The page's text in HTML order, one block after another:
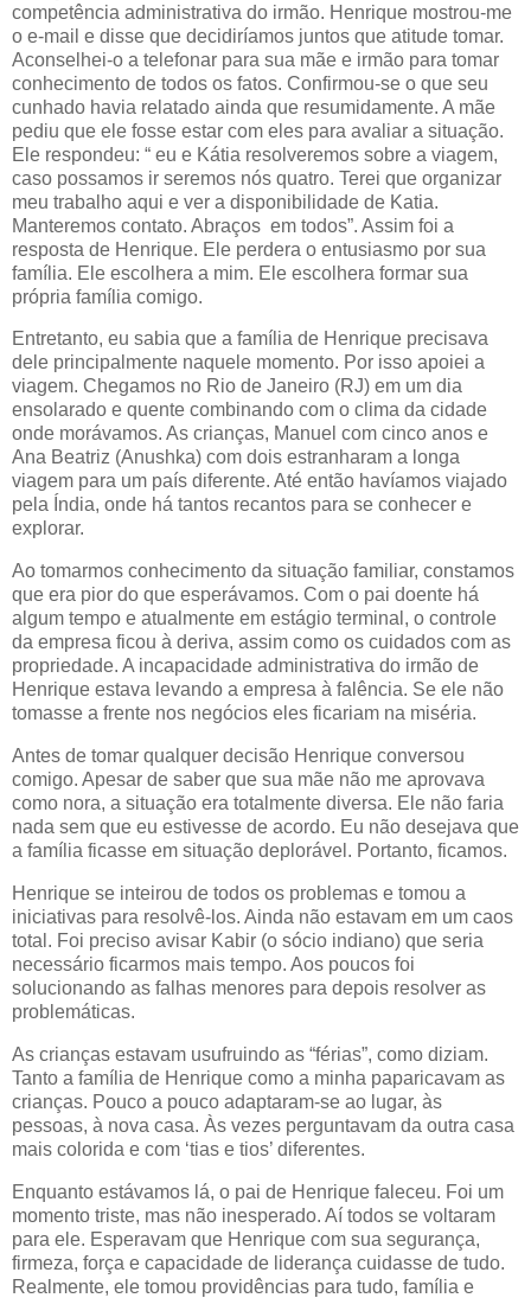
competência administrativa do irmão. Henrique mostrou-me
o e-mail e disse que decidiríamos juntos que atitude tomar.
Aconselhei-o a telefonar para sua mãe e irmão para tomar
conhecimento de todos os fatos. Confirmou-se o que seu
cunhado havia relatado ainda que resumidamente. A mãe
pediu que ele fosse estar com eles para avaliar a situação.
Ele respondeu: “ eu e Kátia resolveremos sobre a viagem,
caso possamos ir seremos nós quatro. Terei que organizar
meu trabalho aqui e ver a disponibilidade de Katia.
Manteremos contato. Abraços em todos”. Assim foi a
resposta de Henrique. Ele perdera o entusiasmo por sua
família. Ele escolhera a mim. Ele escolhera formar sua
própria família comigo.
Entretanto, eu sabia que a família de Henrique precisava
dele principalmente naquele momento. Por isso apoiei a
viagem. Chegamos no Rio de Janeiro (RJ) em um dia
ensolarado e quente combinando com o clima da cidade
onde morávamos. As crianças, Manuel com cinco anos e
Ana Beatriz (Anushka) com dois estranharam a longa
viagem para um país diferente. Até então havíamos viajado
pela Índia, onde há tantos recantos para se conhecer e
explorar.
Ao tomarmos conhecimento da situação familiar, constamos
que era pior do que esperávamos. Com o pai doente há
algum tempo e atualmente em estágio terminal, o controle
da empresa ficou à deriva, assim como os cuidados com as
propriedade. A incapacidade administrativa do irmão de
Henrique estava levando a empresa à falência. Se ele não
tomasse a frente nos negócios eles ficariam na miséria.
Antes de tomar qualquer decisão Henrique conversou
comigo. Apesar de saber que sua mãe não me aprovava
como nora, a situação era totalmente diversa. Ele não faria
nada sem que eu estivesse de acordo. Eu não desejava que
a família ficasse em situação deplorável. Portanto, ficamos.
Henrique se inteirou de todos os problemas e tomou a
iniciativas para resolvê-los. Ainda não estavam em um caos
total. Foi preciso avisar Kabir (o sócio indiano) que seria
necessário ficarmos mais tempo. Aos poucos foi
solucionando as falhas menores para depois resolver as
problemáticas.
As crianças estavam usufruindo as “férias”, como diziam.
Tanto a família de Henrique como a minha paparicavam as
crianças. Pouco a pouco adaptaram-se ao lugar, às
pessoas, à nova casa. Às vezes perguntavam da outra casa
mais colorida e com ‘tias e tios’ diferentes.
Enquanto estávamos lá, o pai de Henrique faleceu. Foi um
momento triste, mas não inesperado. Aí todos se voltaram
para ele. Esperavam que Henrique com sua segurança,
firmeza, força e capacidade de liderança cuidasse de tudo.
Realmente, ele tomou providências para tudo, família e